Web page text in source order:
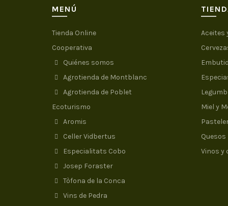
MENÚ
Tienda Online
Cooperativa
Quiénes somos
Agrotienda de Montblanc
Agrotienda de Poblet
Ecoturismo
Aromis
Celler Vidbertus
Especialitats Cobo
Josep Foraster
Tòfona de la Conca
Vins de Pedra
Aceites
Miel y
Quesos
Vinos y